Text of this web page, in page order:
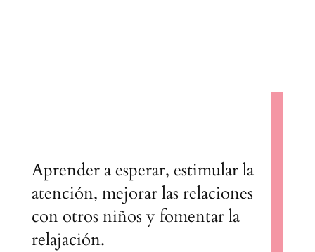
Aprender a esperar, estimular la
atención, mejorar las relaciones
con otros niños y fomentar la
relajación.